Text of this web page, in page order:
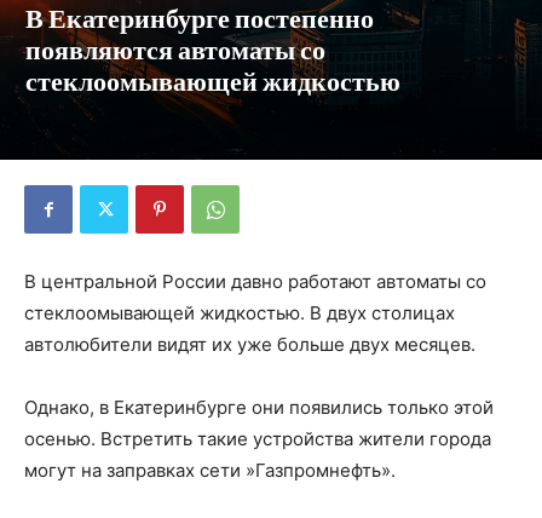
В Екатеринбурге постепенно
появляются автоматы со
стеклоомывающей жидкостью
В центральной России давно работают автоматы со
стеклоомывающей жидкостью. В двух столицах
автолюбители видят их уже больше двух месяцев.
Однако, в Екатеринбурге они появились только этой
осенью. Встретить такие устройства жители города
могут на заправках сети »Газпромнефть».